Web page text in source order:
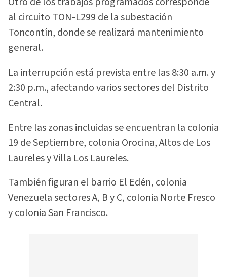
al circuito TON-L299 de la subestación
Toncontín, donde se realizará mantenimiento
general.
La interrupción está prevista entre las 8:30 a.m. y
2:30 p.m., afectando varios sectores del Distrito
Central.
Entre las zonas incluidas se encuentran la colonia
19 de Septiembre, colonia Orocina, Altos de Los
Laureles y Villa Los Laureles.
También figuran el barrio El Edén, colonia
Venezuela sectores A, B y C, colonia Norte Fresco
y colonia San Francisco.